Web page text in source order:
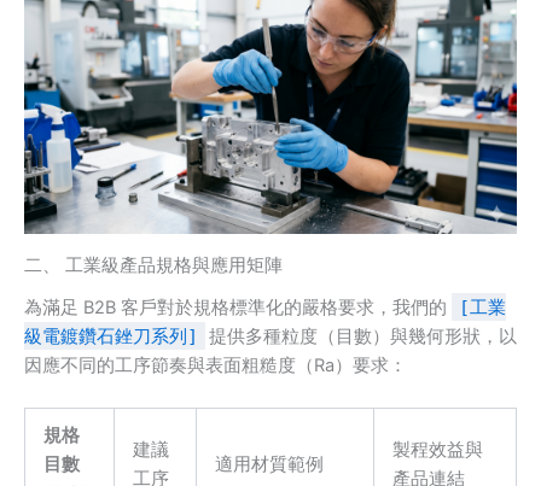
二、 工業級產品規格與應用矩陣
為滿足 B2B 客戶對於規格標準化的嚴格要求，我們的
[工業
級電鍍鑽石銼刀系列]
提供多種粒度（目數）與幾何形狀，以
因應不同的工序節奏與表面粗糙度（Ra）要求：
規格
目數
建議
工序
適用材質範例
製程效益與
產品連結